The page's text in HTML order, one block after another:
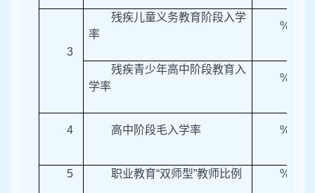
3
残疾儿童义务教育阶段入学
率
%
残疾青少年高中阶段教育入
学率
%
4 高中阶段毛入学率 %
5 职业教育“双师型”教师比例 %